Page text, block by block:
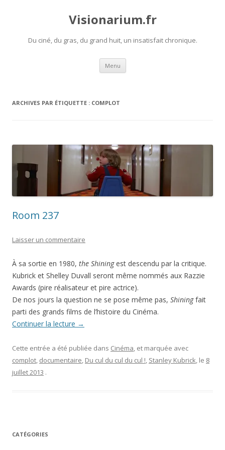
Visionarium.fr
Du ciné, du gras, du grand huit, un insatisfait chronique.
Menu Aller
contenu
ARCHIVES PAR ÉTIQUETTE : COMPLOT
Room 237
Laisser un commentaire
À sa sortie en 1980, the Shiningest descendu par la critique.
Kubrick et Shelley Duvall seront même nommés aux Razzie
Awards (pire réalisateur et pire actrice).
De nos jours la question ne se pose même pas, Shiningfait
parti des grands films de l’histoire du Cinéma.
Continuer la lecture →
Cette entrée a été publiée dans Cinéma, et marquée avec
complot, documentaire, Du cul du cul du cul !, Stanley Kubrick, le 8
juillet 2013 .
CATÉGORIES